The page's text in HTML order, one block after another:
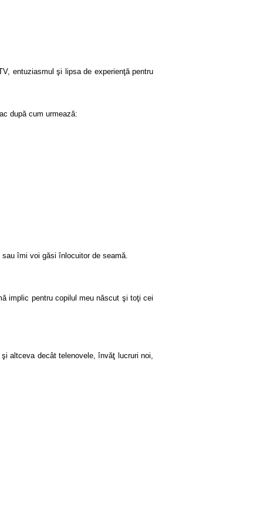
entuziasmul şi lipsa de experienţă pentru
după cum urmează:
îmi voi găsi înlocuitor de seamă.
implic pentru copilul meu născut şi toţi cei
altceva decât telenovele, învăţ lucruri noi,